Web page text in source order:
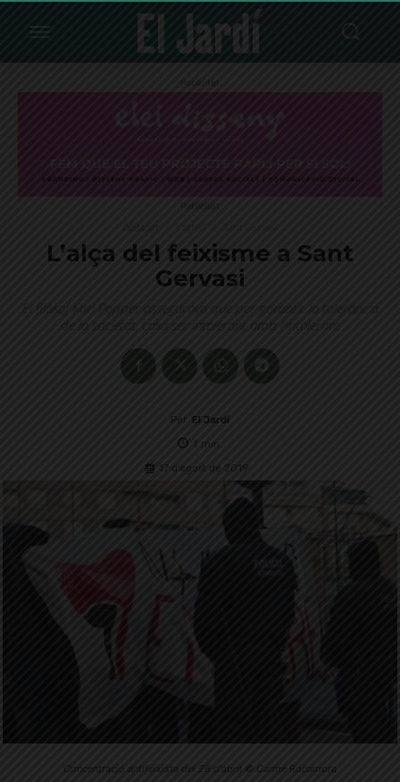
Publicitat
Publicitat
L’alça del feixisme a Sant
Gervasi
El filòsof Karl Popper assegurava que per garantir la tolerància
de la societat, calia ser intolerant amb l'intolerant
Per El Jardí
1 min.
17 d'agost de 2019
Concentració antifeixista del 26 d'abril © Carme Rocamora